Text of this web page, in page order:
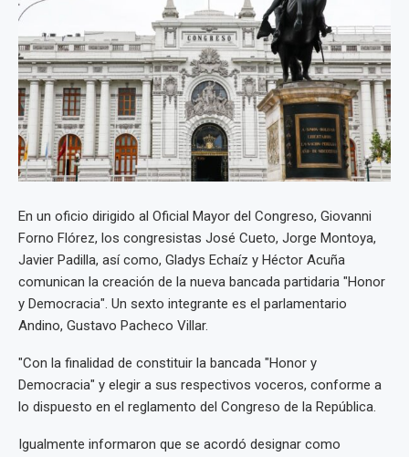
En un oficio dirigido al Oficial Mayor del Congreso, Giovanni
Forno Flórez, los congresistas José Cueto, Jorge Montoya,
Javier Padilla, así como, Gladys Echaíz y Héctor Acuña
comunican la creación de la nueva bancada partidaria "Honor
y Democracia". Un sexto integrante es el parlamentario
Andino, Gustavo Pacheco Villar.
"Con la finalidad de constituir la bancada "Honor y
Democracia" y elegir a sus respectivos voceros, conforme a
lo dispuesto en el reglamento del Congreso de la República.
Igualmente informaron que se acordó designar como